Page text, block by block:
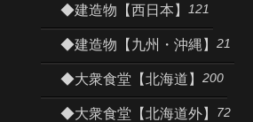
◆建造物【西日本】 121
◆建造物【九州・沖縄】 21
◆大衆食堂【北海道】 200
◆大衆食堂【北海道外】 72